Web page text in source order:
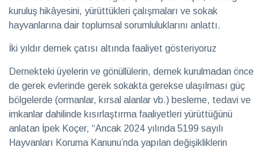
eşlik
28 Temmuz
2026
Sağlık
Hayalleri
dönüştüren
iki imza
28 Temmuz
2026
Teatro
Ayntab:
kuruluş hikâyesini, yürüttükleri çalışmaları ve sokak
hayvanlarına dair toplumsal sorumluluklarını anlattı.
İki yıldır dernek çatısı altında faaliyet gösteriyoruz
Dernekteki üyelerin ve gönüllülerin, dernek kurulmadan önce
de gerek evlerinde gerek sokakta gerekse ulaşılması güç
bölgelerde (ormanlar, kırsal alanlar vb.) besleme, tedavi ve
imkanlar dahilinde kısırlaştırma faaliyetleri yürüttüğünü
anlatan İpek Koçer, “Ancak 2024 yılında 5199 sayılı
Hayvanları Koruma Kanunu’nda yapılan değişikliklerin